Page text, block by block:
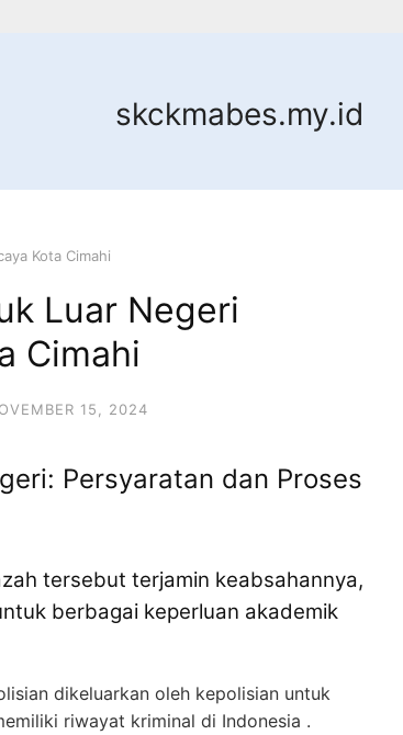
skckmabes.my.id
Kota Cimahi
Luar Negeri
Cimahi
15, 2024
Persyaratan dan Proses
tersebut terjamin keabsahannya,
berbagai keperluan akademik
dikeluarkan oleh kepolisian untuk
riwayat kriminal di Indonesia .